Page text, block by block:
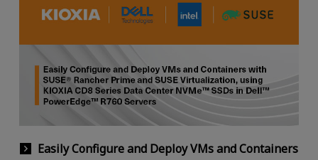
Easily Configure and Deploy VMs and Containers